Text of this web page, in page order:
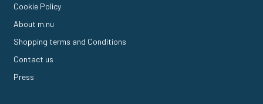
Cookie Policy
About m.nu
Shopping terms and Conditions
Contact us
Press